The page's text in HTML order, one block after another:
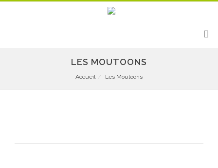
LES MOUTOONS
Accueil Les Moutoons